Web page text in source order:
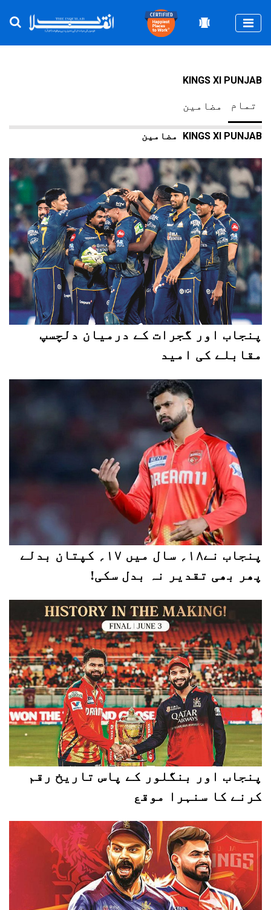
KINGS XI PUNJAB
مضامین تمام
KINGS XI PUNJAB
پنجاب اور گجرات کے درمیان دلچسپ
مقابلے کی امید
پنجاب نے۱۸؍ سال میں ۱۷؍ کپتان بدلے
پھر بھی تقدیر نہ بدل سکی!
پنجاب اور بنگلور کے پاس تاریخ رقم
کرنے کا سنہرا موقع